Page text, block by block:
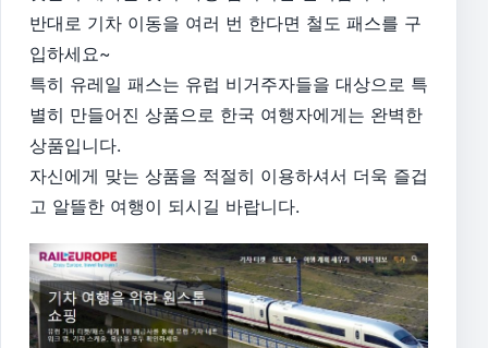
반대로 기차 이동을 여러 번 한다면 철도 패스를 구
입하세요~
특히 유레일 패스는 유럽 비거주자들을 대상으로 특
별히 만들어진 상품으로 한국 여행자에게는 완벽한
상품입니다.
자신에게 맞는 상품을 적절히 이용하셔서 더욱 즐겁
고 알뜰한 여행이 되시길 바랍니다.